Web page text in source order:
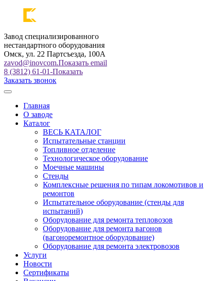
Завод специализированного
нестандартного оборудования
Омск, ул. 22 Партсъезда, 100А
zavod@inovcom.Показать email
8 (3812) 61-01-Показать
Заказать звонок
Главная
О заводе
Каталог
ВЕСЬ КАТАЛОГ
Испытательные станции
Топливное отделение
Технологическое оборудование
Моечные машины
Стенды
Комплексные решения по типам локомотивов и
ремонтов
Испытательное оборудование (стенды для
испытаний)
Оборудование для ремонта тепловозов
Оборудование для ремонта вагонов
(вагоноремонтное оборудование)
Оборудование для ремонта электровозов
Услуги
Новости
Сертификаты